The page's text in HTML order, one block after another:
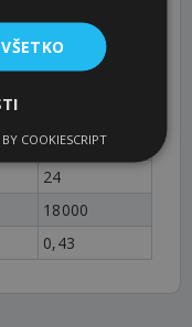
138
43
24
24
18000
0,43
COOKIESCRIPT